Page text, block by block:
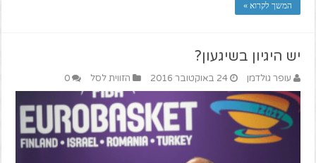
המשך לקרוא »
יש היגיון בשיגעון?
עופר גולדמן 24 באוקטובר 2016 הזווית לסל 0